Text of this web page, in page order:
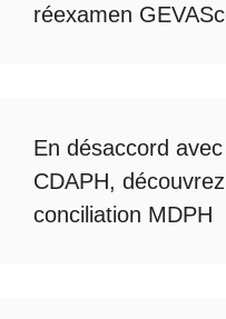
réexamen
En désaccord
CDAPH,
conciliation MDPH